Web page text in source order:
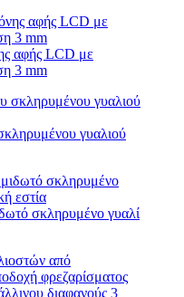
αφής LCD με
3 mm
γυαλιού
σκληρυμένο γυαλί
διαφανούς 3